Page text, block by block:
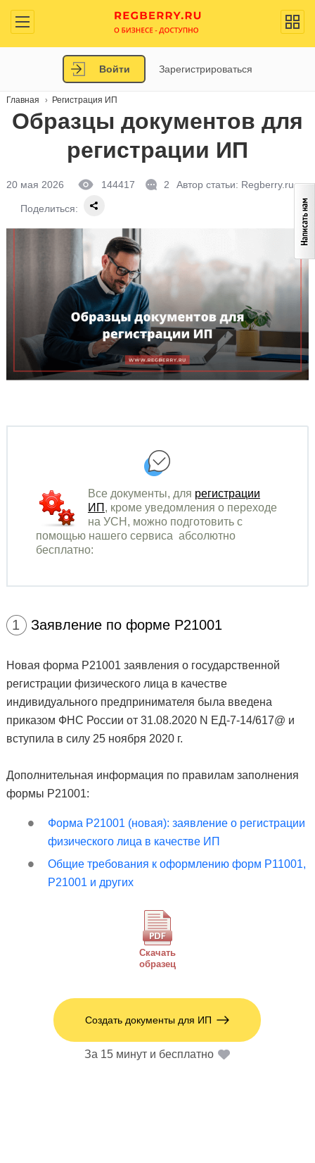
Войти Зарегистрироваться
Главная Регистрация ИП
Образцы документов для
регистрации ИП
20 мая 2026 144417 2 Автор статьи: Regberry.ru
Поделиться:
Все документы, для регистрации
ИП , кроме уведомления о переходе
на УСН, можно подготовить с
помощью нашего сервиса абсолютно
бесплатно:
1 Заявление по форме Р21001
Новая форма Р21001 заявления о государственной
регистрации физического лица в качестве
индивидуального предпринимателя была введена
приказом ФНС России от 31.08.2020 N ЕД-7-14/617@ и
вступила в силу 25 ноября 2020 г.
Дополнительная информация по правилам заполнения
формы Р21001:
Форма Р21001 (новая): заявление о регистрации
физического лица в качестве ИП
Общие требования к оформлению форм Р11001,
Р21001 и других
Скачать
образец
Создать документы для ИП
За 15 минут и бесплатно